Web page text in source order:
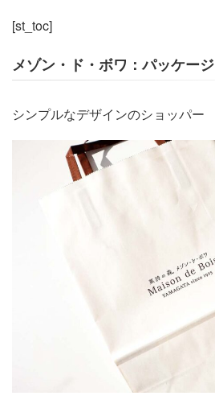
[st_toc]
メゾン・ド・ボワ：パッケージ
シンプルなデザインのショッパー